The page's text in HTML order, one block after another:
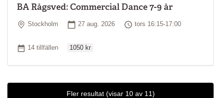
BA Rågsved: Commercial Dance 7-9 år
Plats
Stockholm Startdatum
27 aug. 2026 Tid
tors 16:15-17:00
Antal tillfällen
14 tillfällen 1050 kr
Fler resultat (visar 10 av 11)